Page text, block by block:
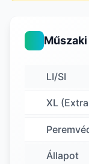
LI/SI
XL
Állapot